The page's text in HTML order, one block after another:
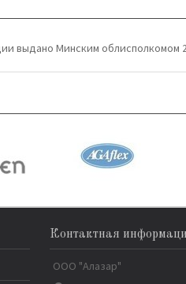
выдано Минским облисполкомом
Контактная
ООО "Алазар"